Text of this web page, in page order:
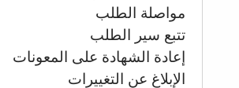
مواصلة الطلب
تتبع سير الطلب
إعادة الشهادة على المعونات
الإبلاغ عن التغييرات